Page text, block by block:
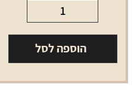
של
מגש
מתכת
הוספה לסל